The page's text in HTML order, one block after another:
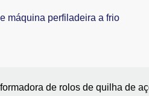
máquina perfiladeira a frio
de rolos de quilha de